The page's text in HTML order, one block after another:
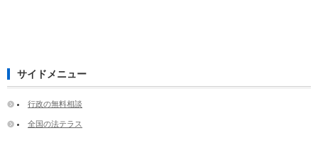
サイドメニュー
行政の無料相談
全国の法テラス